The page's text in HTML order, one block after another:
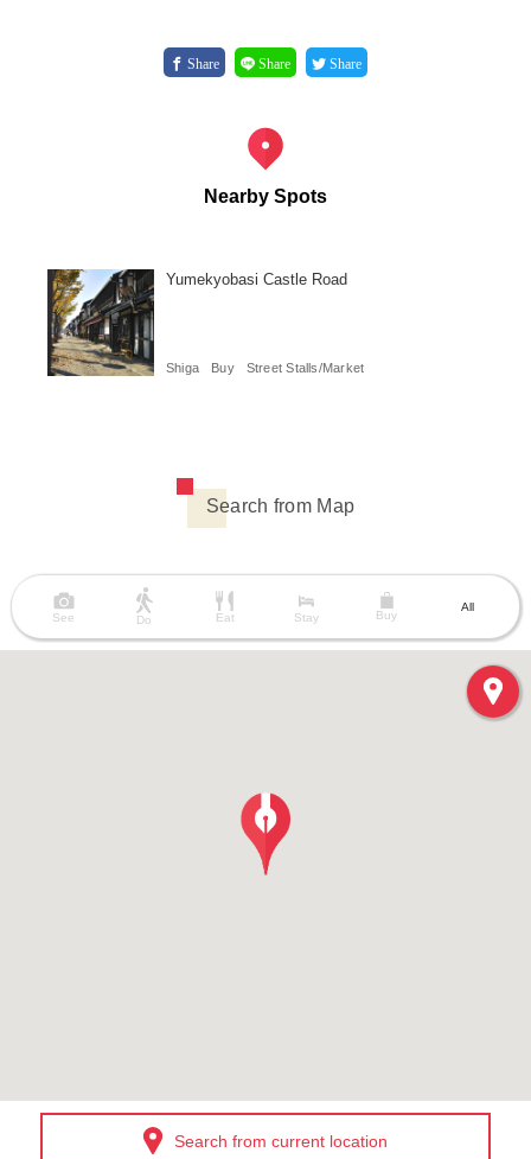
Share Share Share
Nearby Spots
Yumekyobasi Castle Road
Shiga Buy Street Stalls/Market
Search from Map
See Do Eat Stay Buy
All
Search from current location